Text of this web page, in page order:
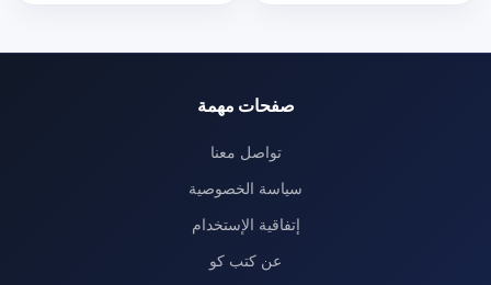
صفحات مهمة
تواصل معنا
سياسة الخصوصية
إتفاقية الإستخدام
عن كتب كو